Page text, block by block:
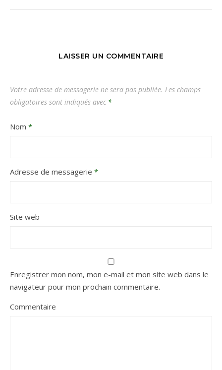
LAISSER UN COMMENTAIRE
Votre adresse de messagerie ne sera pas publiée. Les champs
obligatoires sont indiqués avec *
Nom *
Adresse de messagerie *
Site web
Enregistrer mon nom, mon e-mail et mon site web dans le
navigateur pour mon prochain commentaire.
Commentaire